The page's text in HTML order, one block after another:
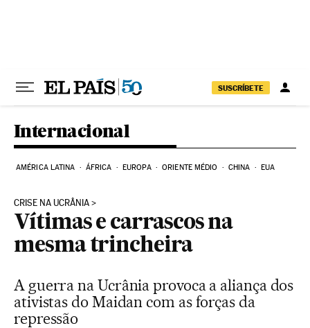
SUSCRÍBETE
Internacional
AMÉRICA LATINA ÁFRICA EUROPA ORIENTE MÉDIO CHINA EUA
CRISE NA UCRÂNIA
Vítimas e carrascos na
mesma trincheira
A guerra na Ucrânia provoca a aliança dos
ativistas do Maidan com as forças da
repressão